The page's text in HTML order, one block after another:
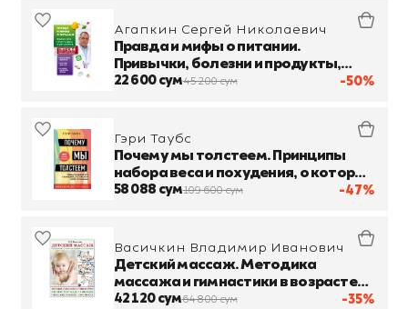
-50%
Агапкин Сергей Николаевич
Правда и мифы о питании.
Привычки, болезни и продукты,
которые не дают вам похудеть
22 600 сум45 200 сум
-47%
Гэри Таубс
Почему мы толстеем. Принципы
набора веса и похудения, о которых
вам никто не рассказал
58 088 сум109 600 сум
-35%
Васичкин Владимир Иванович
Детский массаж. Методика
массажа и гимнастики в возрасте
от 0,5 до 12 месяцев
42 120 сум64 800 сум